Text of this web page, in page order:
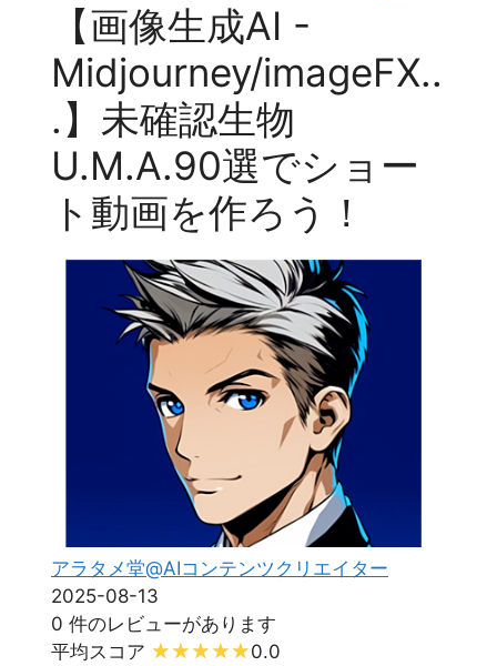
【画像生成AI -
Midjourney/imageFX..
.】未確認生物
U.M.A.90選でショー
ト動画を作ろう！
アラタメ堂@AIコンテンツクリエイター
2025-08-13
0 件のレビューがあります
平均スコア
0.0